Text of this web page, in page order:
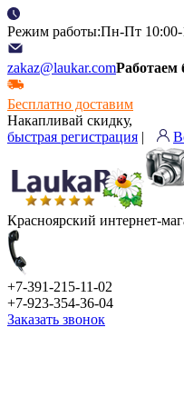
Режим работы:Пн-Пт
zakaz@laukar.comРаботаем
Бесплатно доставим
Накапливай скидку,
быстрая регистрация |
Красноярский интернет-
+7-391-215-11-02
+7-923-354-36-04
Заказать звонок